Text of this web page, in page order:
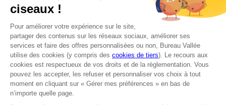
Voir plus
8
71.94 km
Bureau Vallée Fosses La Ville
Rue du cimetière 6A
5070 Fosses la ville